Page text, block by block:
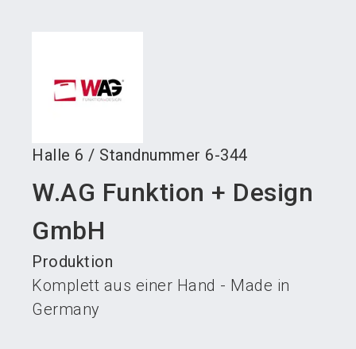
Halle 6 / Standnummer 6-344
W.AG Funktion + Design
GmbH
Produktion
Komplett aus einer Hand - Made in
Germany